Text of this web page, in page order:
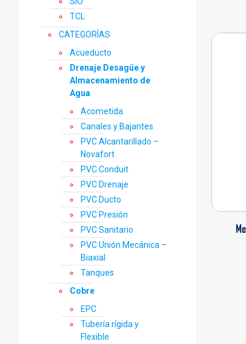
TCL
CATEGORÍAS
Acueducto
Drenaje Desagüe y
Almacenamiento de
Agua
Acometida
Canales y Bajantes
PVC Alcantarillado –
Novafort
PVC Conduit
PVC Drenaje
PVC Ducto
PVC Presión
PVC Sanitario
PVC Unión Mecánica –
Biaxial
Tanques
Cobre
EPC
Tubería rígida y
Flexible